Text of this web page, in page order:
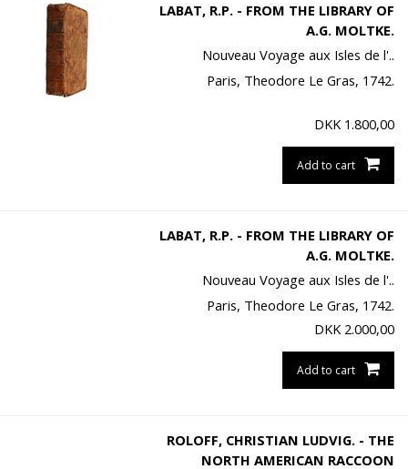
LABAT, R.P. - FROM THE LIBRARY OF
A.G. MOLTKE.
Nouveau Voyage aux Isles de l'..
Paris, Theodore Le Gras, 1742.
DKK 1.800,00
Add to cart
LABAT, R.P. - FROM THE LIBRARY OF
A.G. MOLTKE.
Nouveau Voyage aux Isles de l'..
Paris, Theodore Le Gras, 1742.
DKK 2.000,00
Add to cart
ROLOFF, CHRISTIAN LUDVIG. - THE
NORTH AMERICAN RACCOON